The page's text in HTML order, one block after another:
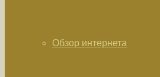
Обзор интернета